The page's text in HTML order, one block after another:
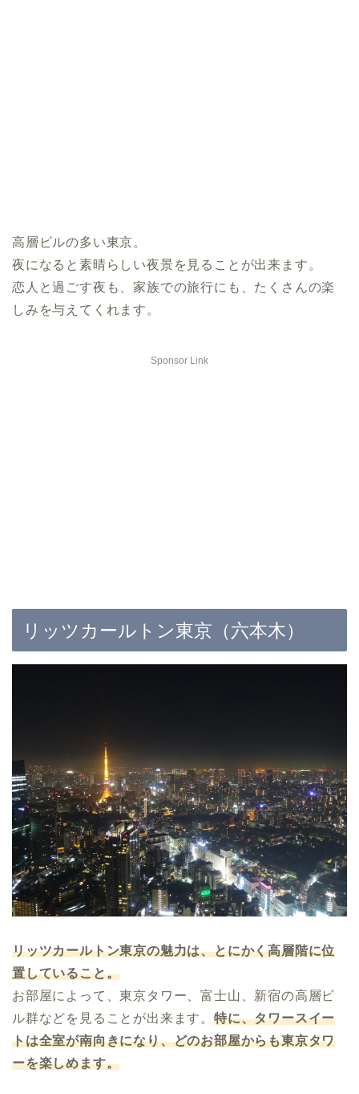
高層ビルの多い東京。
夜になると素晴らしい夜景を見ることが出来ます。
恋人と過ごす夜も、家族での旅行にも、たくさんの楽
しみを与えてくれます。
Sponsor Link
リッツカールトン東京（六本木）
リッツカールトン東京の魅力は、とにかく高層階に位
置していること。
お部屋によって、東京タワー、富士山、新宿の高層ビ
ル群などを見ることが出来ます。 特に、タワースイー
トは全室が南向きになり、どのお部屋からも東京タワ
ーを楽しめます。